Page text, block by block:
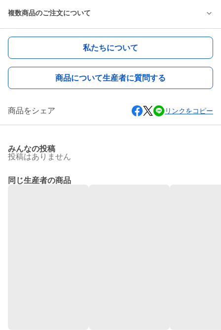
複数商品のご注文について
私たちについて
商品について生産者に質問する
商品をシェア リンクをコピー
みんなの投稿
投稿はありません
同じ生産者の商品